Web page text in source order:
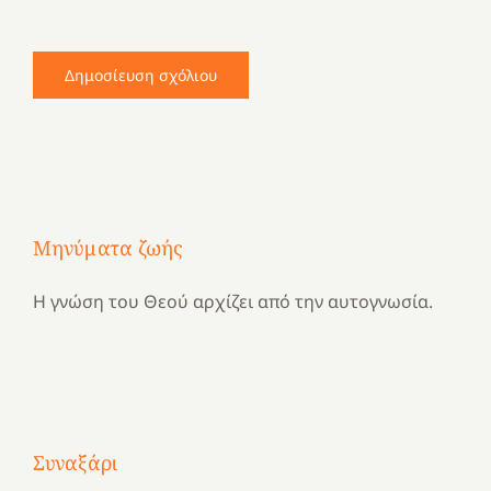
Μηνύματα ζωής
Η γνώση του Θεού αρχίζει από την αυτογνωσία.
Συναξάρι
τραγούδι